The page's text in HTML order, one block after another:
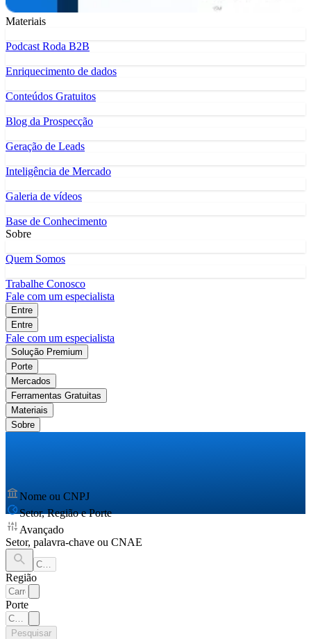
Materiais
Podcast Roda B2B
Enriquecimento de dados
Conteúdos Gratuitos
Blog da Prospecção
Geração de Leads
Inteligência de Mercado
Galeria de vídeos
Base de Conhecimento
Sobre
Quem Somos
Trabalhe Conosco
Fale com um especialista
Entre
Entre
Fale com um especialista
Solução Premium
Porte
Mercados
Ferramentas Gratuitas
Materiais
Sobre
Nome ou CNPJ
Setor, Região e Porte
Avançado
Setor, palavra-chave ou CNAE
Região
Porte
Pesquisar